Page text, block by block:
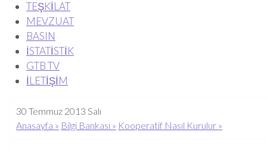
TEŞKİLAT
MEVZUAT
BASIN
İSTATİSTİK
GTB TV
İLETİŞİM
30 Temmuz 2013 Salı
Anasayfa » Bilgi Bankası » Kooperatif Nasıl Kurulur »